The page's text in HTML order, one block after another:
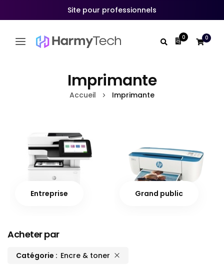
Site pour professionnels
Mon devis
0 0
Imprimante
Accueil Imprimante
Entreprise Grand public
Acheter par
Catégorie Encre & toner